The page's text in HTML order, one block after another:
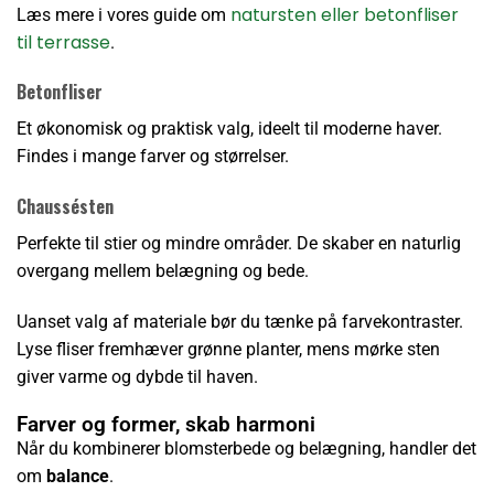
Læs mere i vores guide om natursten eller betonfliser
til terrasse.
Betonfliser
Et økonomisk og praktisk valg, ideelt til moderne haver.
Findes i mange farver og størrelser.
Chaussésten
Perfekte til stier og mindre områder. De skaber en naturlig
overgang mellem belægning og bede.
Uanset valg af materiale bør du tænke på farvekontraster.
Lyse fliser fremhæver grønne planter, mens mørke sten
giver varme og dybde til haven.
Farver og former, skab harmoni
Når du kombinerer blomsterbede og belægning, handler det
om balance.